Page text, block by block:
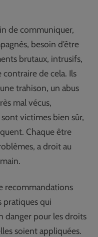
de communiquer,
besoin d’être
brutaux, intrusifs,
de cela. Ils
trahison, un abus
mal vécus,
victimes bien sûr,
Chaque être
a droit au
recommandations
pratiques qui
danger pour les droits
soient appliquées.